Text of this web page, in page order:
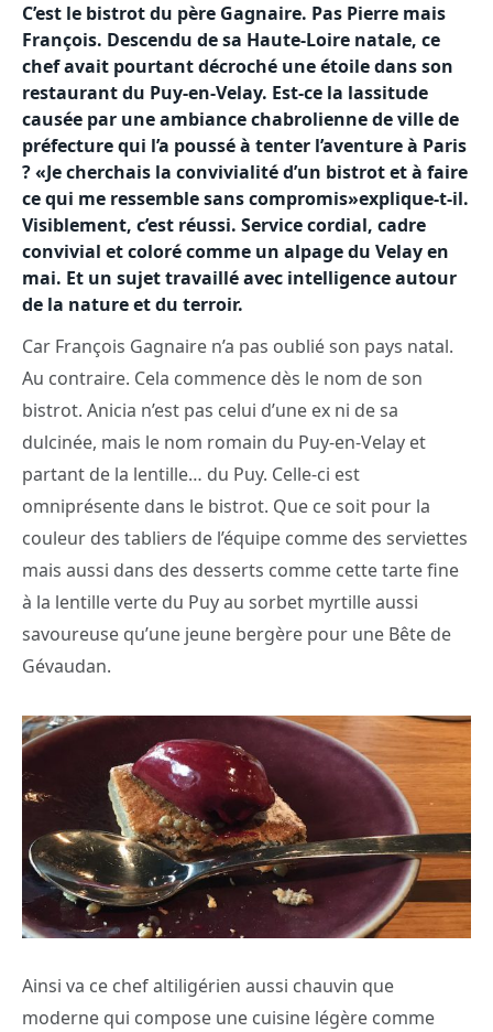
C’est le bistrot du père Gagnaire. Pas Pierre mais
François. Descendu de sa Haute-Loire natale, ce
chef avait pourtant décroché une étoile dans son
restaurant du Puy-en-Velay. Est-ce la lassitude
causée par une ambiance chabrolienne de ville de
préfecture qui l’a poussé à tenter l’aventure à Paris
? «Je cherchais la convivialité d’un bistrot et à faire
ce qui me ressemble sans compromis»explique-t-il.
Visiblement, c’est réussi. Service cordial, cadre
convivial et coloré comme un alpage du Velay en
mai. Et un sujet travaillé avec intelligence autour
de la nature et du terroir.
Car François Gagnaire n’a pas oublié son pays natal.
Au contraire. Cela commence dès le nom de son
bistrot. Anicia n’est pas celui d’une ex ni de sa
dulcinée, mais le nom romain du Puy-en-Velay et
partant de la lentille… du Puy. Celle-ci est
omniprésente dans le bistrot. Que ce soit pour la
couleur des tabliers de l’équipe comme des serviettes
mais aussi dans des desserts comme cette tarte fine
à la lentille verte du Puy au sorbet myrtille aussi
savoureuse qu’une jeune bergère pour une Bête de
Gévaudan.
Ainsi va ce chef altiligérien aussi chauvin que
moderne qui compose une cuisine légère comme